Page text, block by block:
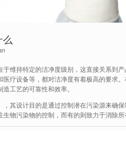
维持特定的洁净度级别，这直接关系到
疗设备等，都对洁净度有着极高的要求
工艺的可靠性和效率。
其设计目的是通过控制潜在污染源来确
物污染物的控制，而有的则致力于消除所